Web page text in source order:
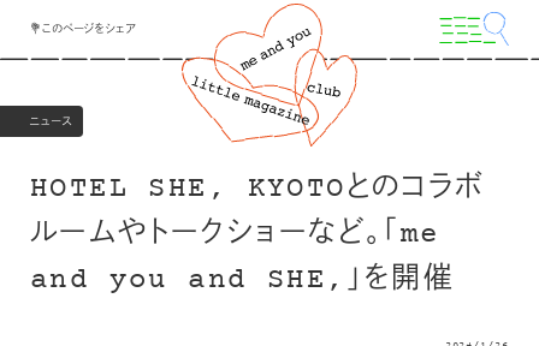
💐このページをシェア
ニュース
HOTEL SHE, KYOTOとのコラボ
ルームやトークショーなど。「me
and you and SHE,」を開催